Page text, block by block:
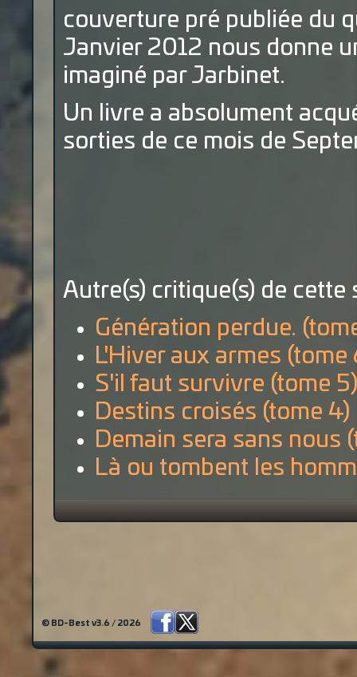
couverture pré publiée du
Janvier 2012 nous donne
imaginé par Jarbinet.
Un livre a absolument
sorties de ce mois de
Autre(s) critique(s) de cette
Génération perdue.
L'Hiver aux armes (tome
S'il faut survivre (tome 5)
Destins croisés (tome 4)
Demain sera sans nous
Là ou tombent les
© BD-Best v3.6 / 2026